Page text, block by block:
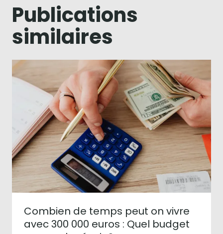
Publications
similaires
Combien de temps peut on vivre
avec 300 000 euros : Quel budget